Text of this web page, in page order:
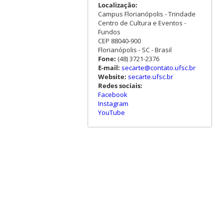
Localização:
Campus Florianópolis - Trindade
Centro de Cultura e Eventos -
Fundos
CEP 88040-900
Florianópolis - SC - Brasil
Fone: (48) 3721-2376
E-mail: secarte@contato.ufsc.br
Website: secarte.ufsc.br
Redes sociais:
Facebook
Instagram
YouTube